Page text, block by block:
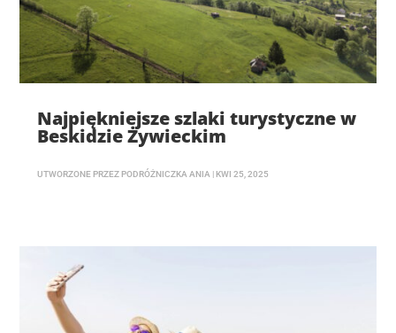
Najpiękniejsze szlaki turystyczne w
Beskidzie Żywieckim
UTWORZONE PRZEZ PODRÓŻNICZKA ANIA | KWI 25, 2025